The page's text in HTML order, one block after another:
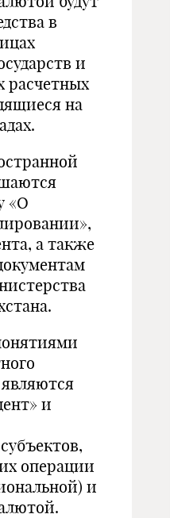
в
и
расчетных
на
«О
а также
и
операции
и